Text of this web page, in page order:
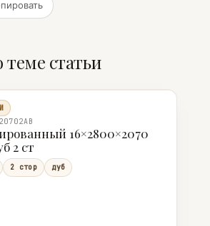
статьи
16×2800×2070
2 ст
2 стор дуб